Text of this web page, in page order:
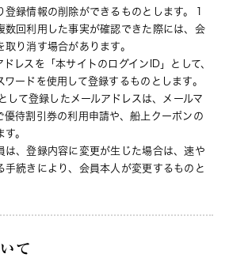
録情報の削除ができるものとします。１
数回利用した事実が確認できた際には、会
り消す場合があります。
レスを「本サイトのログインID」として、
ードを使用して登録するものとします。
して登録したメールアドレスは、メールマ
優待割引券の利用申請や、船上クーポンの
。
は、登録内容に変更が生じた場合は、速や
手続きにより、会員本人が変更するものと
て